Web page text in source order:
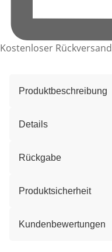
Kostenloser Rückversand
Produktbeschreibung
Details
Rückgabe
Produktsicherheit
Kundenbewertungen